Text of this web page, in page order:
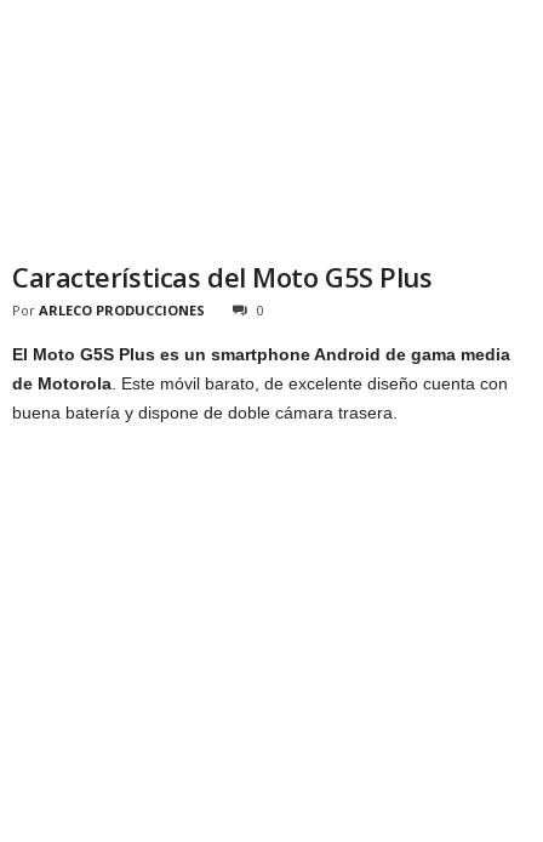
Características del Moto G5S Plus
Por ARLECO PRODUCCIONES 0
El Moto G5S Plus es un smartphone Android de gama media
de Motorola . Este móvil barato, de excelente diseño cuenta con
buena batería y dispone de doble cámara trasera.